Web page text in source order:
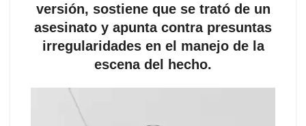
versión, sostiene que se trató de un
asesinato y apunta contra presuntas
irregularidades en el manejo de la
escena del hecho.